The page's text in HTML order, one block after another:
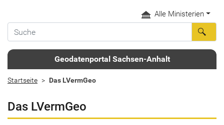
Alle Ministerien
Geodatenportal Sachsen-Anhalt
Startseite Das LVermGeo
Das LVermGeo